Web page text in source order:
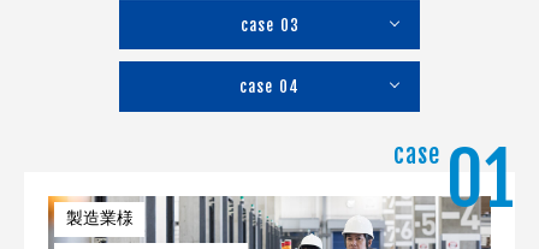
case 03
case 04
case 01
製造業様